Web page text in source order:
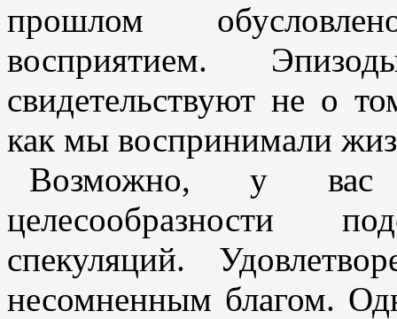
прошлом
восприятием.
свидетельствуют не о
как мы воспринимали
Возможно, у вас
целесообразности
спекуляций.
несомненным благом.